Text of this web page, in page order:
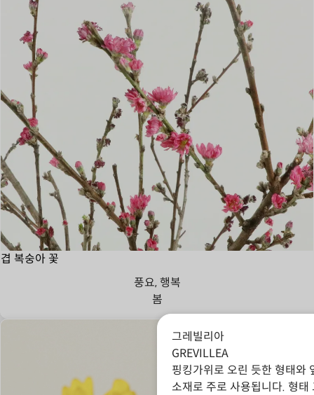
겹 복숭아 꽃
풍요, 행복
봄
그레빌리아
GREVILLEA
핑킹가위로 오린 듯한 형태와
소재로 주로 사용됩니다. 형